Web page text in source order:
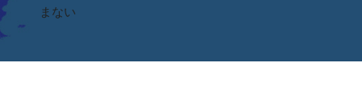
まない